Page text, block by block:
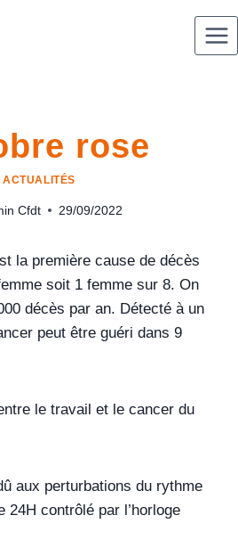
rose
ACTUALITÉS
Cfdt 29/09/2022
la première cause de décès
soit 1 femme sur 8. On
décès par an. Détecté à un
peut être guéri dans 9
le travail et le cancer du
aux perturbations du rythme
24H contrôlé par l’horloge